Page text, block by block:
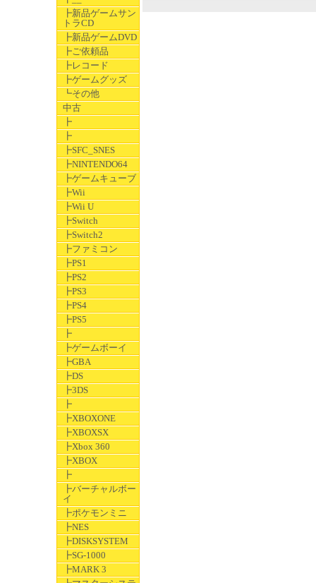
┣新品ゲームサン
トラCD
┣新品ゲームDVD
┣ご依頼品
┣レコード
┣ゲームグッズ
┗その他
中古
┣
┣
┣SFC_SNES
┣NINTENDO64
┣ゲームキューブ
┣Wii
┣Wii U
┣Switch
┣Switch2
┣ファミコン
┣PS1
┣PS2
┣PS3
┣PS4
┣PS5
┣
┣ゲームボーイ
┣GBA
┣DS
┣3DS
┣
┣XBOXONE
┣XBOXSX
┣Xbox 360
┣XBOX
┣
┣バーチャルボー
イ
┣ポケモンミニ
┣NES
┣DISKSYSTEM
┣SG-1000
┣MARK 3